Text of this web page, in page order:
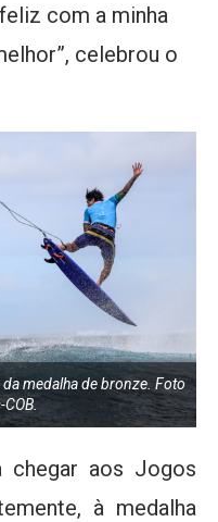
com a minha
celebrou o
medalha de bronze. Foto
COB.
chegar aos Jogos
à medalha